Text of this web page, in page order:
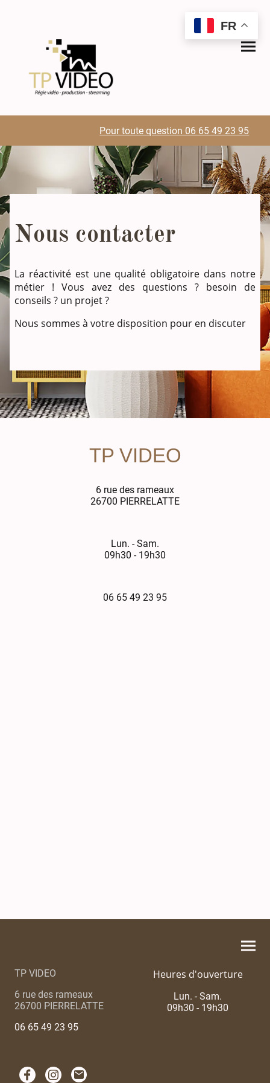
Pour toute question 06 65 49 23 95
Nous contacter
La réactivité est une qualité obligatoire dans notre
métier ! Vous avez des questions ? besoin de
conseils ? un projet ?
Nous sommes à votre disposition pour en discuter
TP VIDEO
6 rue des rameaux
26700 PIERRELATTE
Lun. - Sam.
09h30 - 19h30
06 65 49 23 95
TP VIDEO
6 rue des rameaux
26700 PIERRELATTE
06 65 49 23 95
Heures d'ouverture
Lun. - Sam.
09h30 - 19h30
FR